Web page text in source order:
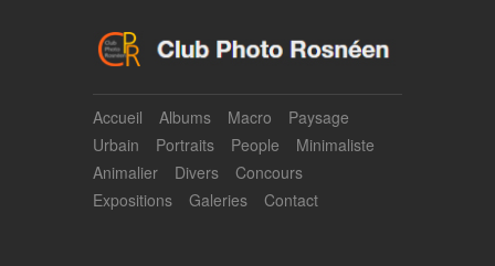
Accueil Albums Macro
Paysage
Urbain
Portraits People
Minimaliste
Animalier
Divers
Concours
Expositions
Galeries Contact